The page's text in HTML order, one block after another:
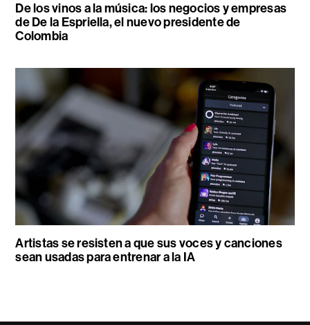
De los vinos a la música: los negocios y empresas
de De la Espriella, el nuevo presidente de
Colombia
Artistas se resisten a que sus voces y canciones
sean usadas para entrenar a la IA